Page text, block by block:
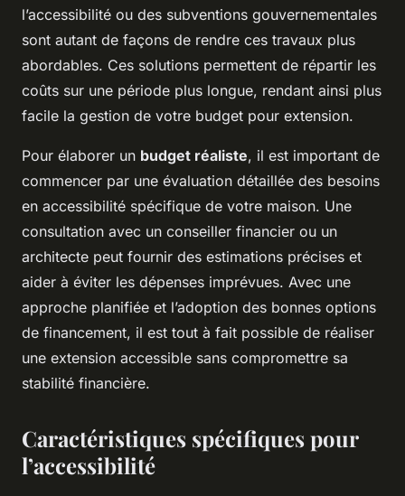
l’accessibilité ou des subventions gouvernementales
sont autant de façons de rendre ces travaux plus
abordables. Ces solutions permettent de répartir les
coûts sur une période plus longue, rendant ainsi plus
facile la gestion de votre budget pour extension.
Pour élaborer un budget réaliste, il est important de
commencer par une évaluation détaillée des besoins
en accessibilité spécifique de votre maison. Une
consultation avec un conseiller financier ou un
architecte peut fournir des estimations précises et
aider à éviter les dépenses imprévues. Avec une
approche planifiée et l’adoption des bonnes options
de financement, il est tout à fait possible de réaliser
une extension accessible sans compromettre sa
stabilité financière.
Caractéristiques spécifiques pour
l’accessibilité